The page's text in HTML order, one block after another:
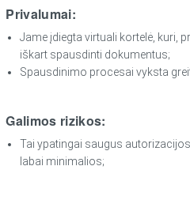
Privalumai:
Jame įdiegta virtuali kortelė, kuri,
iškart spausdinti dokumentus;
Spausdinimo procesai vyksta
Galimos rizikos:
Tai ypatingai saugus
labai minimalios;